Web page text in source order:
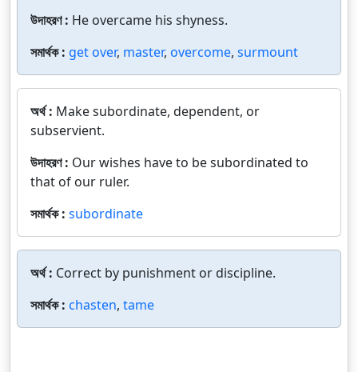
উদাহরণ : He overcame his shyness.
সমার্থক : get over, master, overcome, surmount
অর্থ : Make subordinate, dependent, or
subservient.
উদাহরণ : Our wishes have to be subordinated to
that of our ruler.
সমার্থক : subordinate
অর্থ : Correct by punishment or discipline.
সমার্থক : chasten, tame